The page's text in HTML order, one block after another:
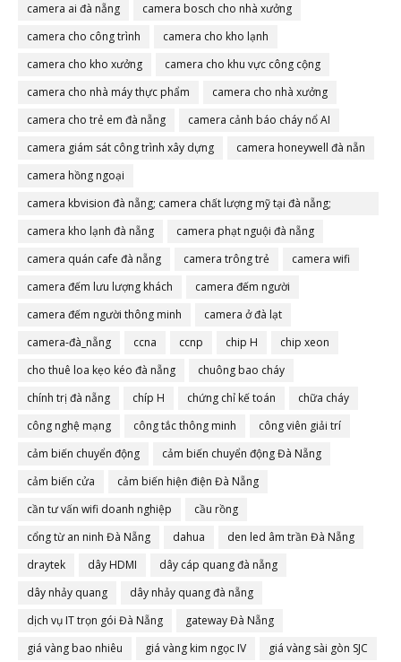
camera ai đà nẵng
camera bosch cho nhà xưởng
camera cho công trình
camera cho kho lạnh
camera cho kho xưởng
camera cho khu vực công cộng
camera cho nhà máy thực phẩm
camera cho nhà xưởng
camera cho trẻ em đà nẵng
camera cảnh báo cháy nổ AI
camera giám sát công trình xây dựng
camera honeywell đà nẵn
camera hồng ngoại
camera kbvision đà nẵng; camera chất lượng mỹ tại đà nẵng;
camera đà nẵng
camera kho lạnh đà nẵng
camera phạt nguội đà nẵng
camera quán cafe đà nẵng
camera trông trẻ
camera wifi
camera đếm lưu lượng khách
camera đếm người
camera đếm người thông minh
camera ở đà lạt
camera-đà_nẵng
ccna ccnp chip H
chip xeon
cho thuê loa kẹo kéo đà nẵng
chuông bao cháy
chính trị đà nẵng
chíp H chứng chỉ kế toán
chữa cháy
công nghệ mạng
công tắc thông minh
công viên giải trí
cảm biến chuyển động
cảm biến chuyển động Đà Nẵng
cảm biến cửa
cảm biến hiện điện Đà Nẵng
cần tư vấn wifi doanh nghiệp
cầu rồng
cổng từ an ninh Đà Nẵng
dahua
den led âm trần Đà Nẵng
draytek
dây HDMI
dây cáp quang đà nẵng
dây nhảy quang
dây nhảy quang đà nẵng
dịch vụ IT trọn gói Đà Nẵng
gateway Đà Nẵng
giá vàng bao nhiêu
giá vàng kim ngọc IV giá vàng sài gòn SJC